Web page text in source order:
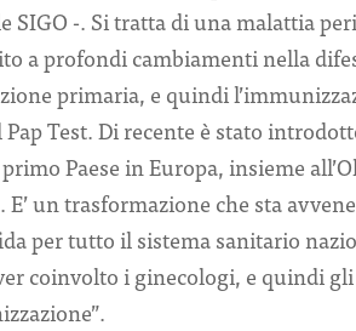
SIGO -. Si tratta di una malattia
a profondi cambiamenti nella
primaria, e quindi
Test. Di recente è stato
Paese in Europa, insieme
un trasformazione che sta
per tutto il sistema sanitario
coinvolto i ginecologi, e quindi